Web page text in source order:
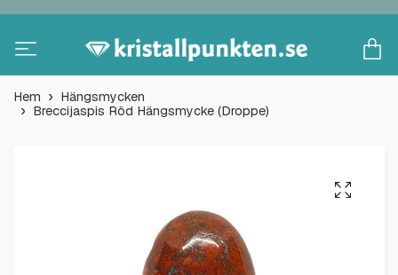
Hem
Hängsmycken
Breccijaspis Röd Hängsmycke (Droppe)